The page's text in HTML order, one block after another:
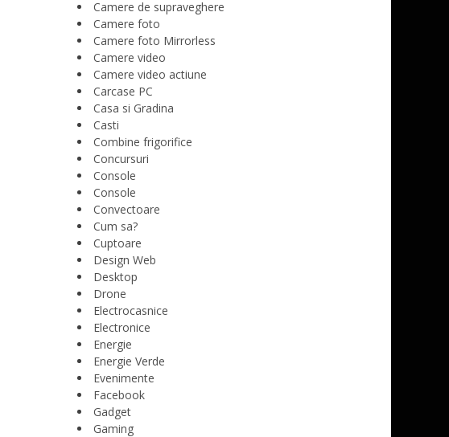
Camere de supraveghere
Camere foto
Camere foto Mirrorless
Camere video
Camere video actiune
Carcase PC
Casa si Gradina
Casti
Combine frigorifice
Concursuri
Console
Console
Convectoare
Cum sa?
Cuptoare
Design Web
Desktop
Drone
Electrocasnice
Electronice
Energie
Energie Verde
Evenimente
Facebook
Gadget
Gaming